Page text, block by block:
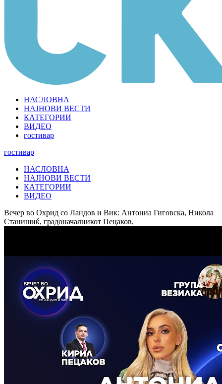
НАСЛОВНА
НАЈНОВИ ВЕСТИ
КАТЕГОРИИ
ВИДЕО
гостивар
гостивар
НАСЛОВНА
НАЈНОВИ ВЕСТИ
КАТЕГОРИИ
ВИДЕО
Вечер во Охрид со Ландов и Вик: Антониа Гиговска, Никола
Станишиќ, градоначалникот Пецаков,